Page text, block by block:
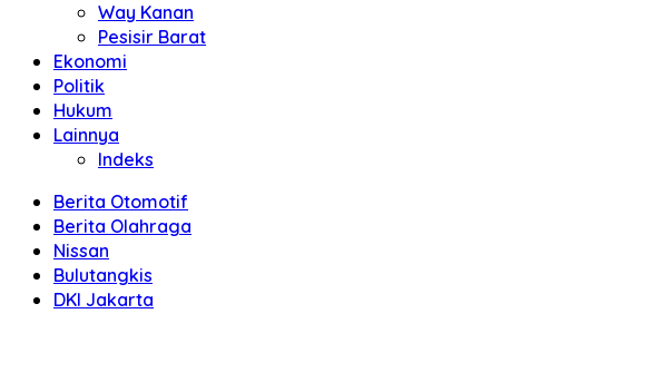
Way Kanan
Pesisir Barat
Ekonomi
Politik
Hukum
Lainnya
Indeks
Berita Otomotif
Berita Olahraga
Nissan
Bulutangkis
DKI Jakarta